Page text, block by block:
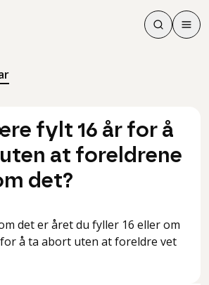
Søk
Søk
Meny
fylt 16 år for å
at foreldrene
det?
det er året du fyller 16 eller om
å ta abort uten at foreldre vet